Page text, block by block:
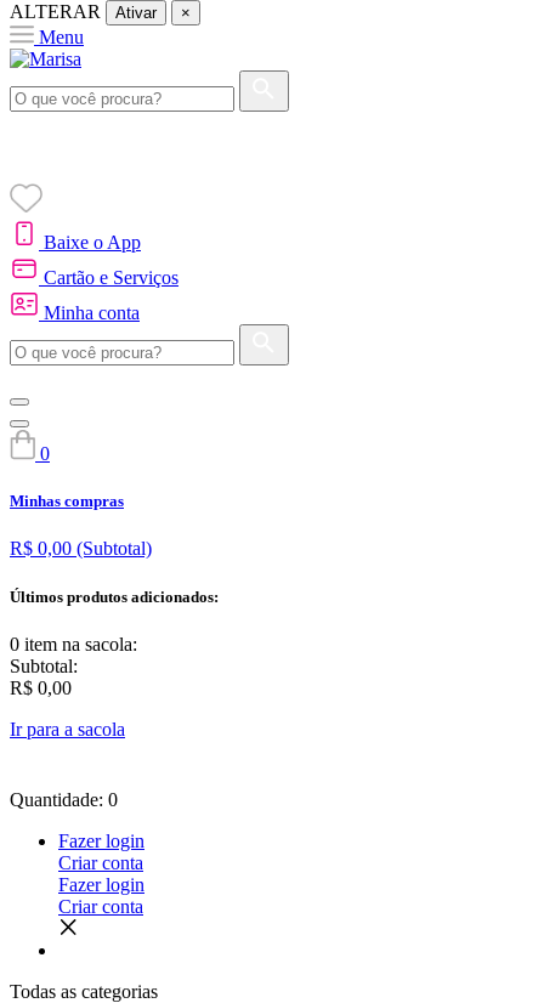
ALTERAR
Ativar ×
Menu
Baixe o App
Cartão e Serviços
Minha conta
0
Minhas compras
R$ 0,00 (Subtotal)
Últimos produtos adicionados:
0 item na sacola:
Subtotal:
R$ 0,00
Ir para a sacola
Quantidade: 0
Fazer login
Criar conta
Fazer login
Criar conta
Todas as categorias